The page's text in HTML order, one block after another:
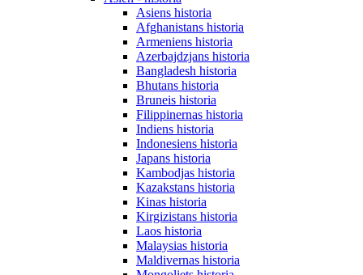
Asiens historia
Afghanistans historia
Armeniens historia
Azerbajdzjans historia
Bangladesh historia
Bhutans historia
Bruneis historia
Filippinernas historia
Indiens historia
Indonesiens historia
Japans historia
Kambodjas historia
Kazakstans historia
Kinas historia
Kirgizistans historia
Laos historia
Malaysias historia
Maldivernas historia